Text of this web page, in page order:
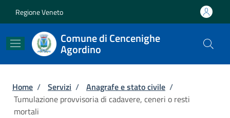
Regione Veneto
Comune di Cencenighe
Agordino
Briciole di pane
Home / Servizi / Anagrafe e stato civile /
Tumulazione provvisoria di cadavere, ceneri o resti
mortali